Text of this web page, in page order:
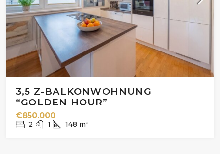
3,5 Z-BALKONWOHNUNG
“GOLDEN HOUR”
€850.000
2 1 148 m²